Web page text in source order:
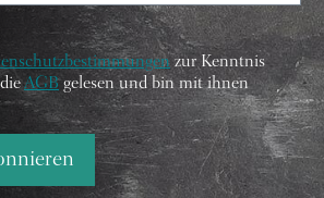
zur Kenntnis
AGBgelesen und bin mit ihnen